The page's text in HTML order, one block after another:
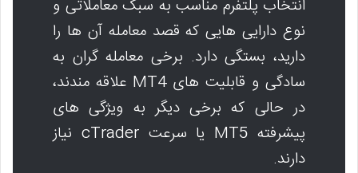
انتخاب پلتفرم مناسب به سبک معاملاتی و
نوع دارایی هایی که قصد معامله آن ها را
دارید، بستگی دارد. برخی معامله گران به
سادگی و قابلیت های MT4 علاقه مندند،
در حالی که برخی دیگر به ویژگی های
پیشرفته MT5 یا سرعت cTrader نیاز
دارند.